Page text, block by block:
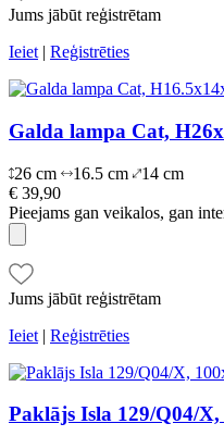
Jums jābūt reģistrētam
Ieiet | Reģistrēties
Galda lampa Cat,
26 cm 16.5 cm
14 cm
€ 39,90
Pieejams gan veikalos, gan
Jums jābūt reģistrētam
Ieiet | Reģistrēties
Paklājs Isla 129/Q04/X,